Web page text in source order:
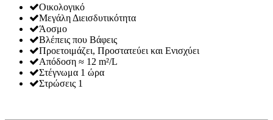
Οικολογικό
Μεγάλη Διεισδυτικότητα
Άοσμο
Βλέπεις που Βάφεις
Προετοιμάζει, Προστατεύει και Ενισχύει
Απόδοση ≈ 12 m²/L
Στέγνωμα 1 ώρα
Στρώσεις 1